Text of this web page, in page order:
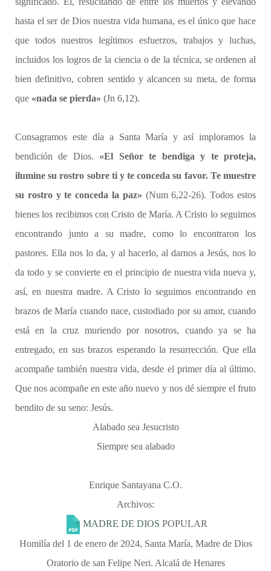
hasta el ser de Dios nuestra vida humana, es el único que hace
que todos nuestros legítimos esfuerzos, trabajos y luchas,
incluidos los logros de la ciencia o de la técnica, se ordenen al
bien definitivo, cobren sentido y alcancen su meta, de forma
que «nada se pierda» (Jn 6,12).
Consagramos este día a Santa María y así imploramos la
bendición de Dios. «El Señor te bendiga y te proteja,
ilumine su rostro sobre ti y te conceda su favor. Te muestre
su rostro y te conceda la paz» (Num 6,22-26). Todos estos
bienes los recibimos con Cristo de María. A Cristo lo seguimos
encontrando junto a su madre, como lo encontraron los
pastores. Ella nos lo da, y al hacerlo, al darnos a Jesús, nos lo
da todo y se convierte en el principio de nuestra vida nueva y,
así, en nuestra madre. A Cristo lo seguimos encontrando en
brazos de María cuando nace, custodiado por su amor, cuando
está en la cruz muriendo por nosotros, cuando ya se ha
entregado, en sus brazos esperando la resurrección. Que ella
acompañe también nuestra vida, desde el primer día al último.
Que nos acompañe en este año nuevo y nos dé siempre el fruto
bendito de su seno: Jesús.
Alabado sea Jesucristo
Siempre sea alabado
Enrique Santayana C.O.
Archivos:
MADRE DE DIOS POPULAR
Homilía del 1 de enero de 2024, Santa María, Madre de Dios
Oratorio de san Felipe Neri. Alcalá de Henares